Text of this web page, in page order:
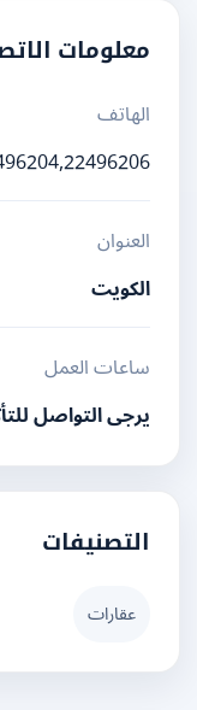
معلومات الاتصال
الهاتف
22496204,22496206
العنوان
الكويت
ساعات العمل
يرجى التواصل للتأكد
التصنيفات
عقارات